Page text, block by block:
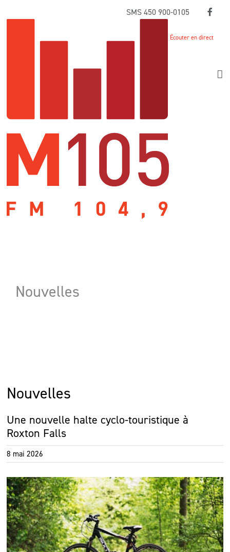
SMS 450 900-0105
Écouter en direct
Nouvelles
Nouvelles
Une nouvelle halte cyclo-touristique à
Roxton Falls
8 mai 2026